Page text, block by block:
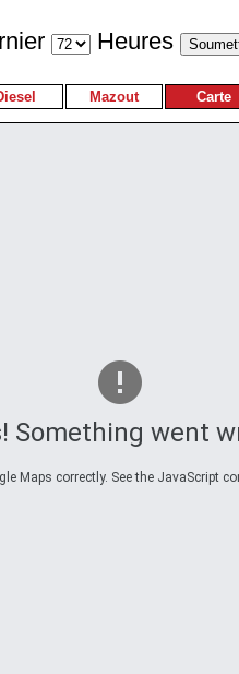
Heures
Mazout Carte
Something went
Maps correctly. See the JavaScript